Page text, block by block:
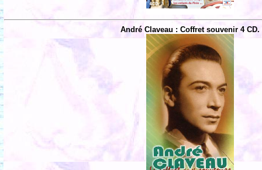
André Claveau : Coffret souvenir 4 CD.